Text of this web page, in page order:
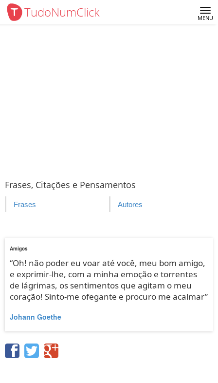
TudoNumClick MENU
Frases, Citações e Pensamentos
Frases Autores
Amigos
“Oh! não poder eu voar até você, meu bom amigo,
e exprimir-lhe, com a minha emoção e torrentes
de lágrimas, os sentimentos que agitam o meu
coração! Sinto-me ofegante e procuro me acalmar”
Johann Goethe